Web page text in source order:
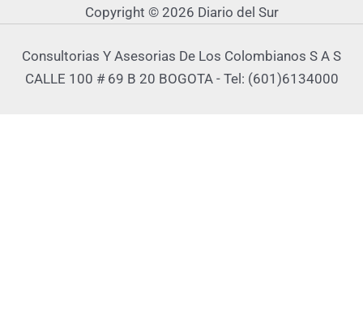
Copyright © 2026 Diario del Sur
Consultorias Y Asesorias De Los Colombianos S A S
CALLE 100 # 69 B 20 BOGOTA - Tel: (601)6134000